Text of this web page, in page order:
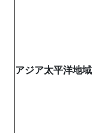
アジア太平洋地域